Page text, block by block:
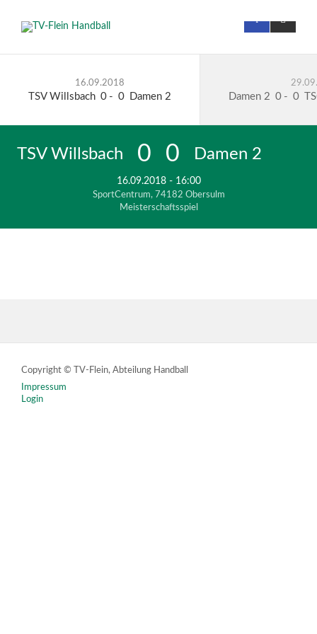
16.09.2018
TSV Willsbach 0 - 0 Damen 2 Damen 2 0 - 0
TSV Willsbach 0 0 Damen 2
16.09.2018 - 16:00
SportCentrum, 74182 Obersulm
Meisterschaftsspiel
Copyright © TV-Flein, Abteilung Handball
Impressum
Login